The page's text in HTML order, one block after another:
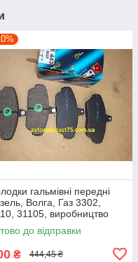
гальмівні передні
Волга, Газ 3302,
31105, виробництво
Україна
до відправки
₴ 444,45 ₴